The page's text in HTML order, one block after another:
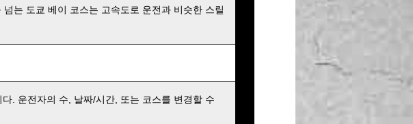
는 도쿄 베이 코스는 고속도로 운전과 비슷한 스릴
. 운전자의 수, 날짜/시간, 또는 코스를 변경할 수